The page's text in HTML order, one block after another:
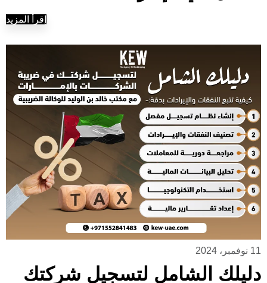
إقرأ المزيد
11 نوفمبر، 2024
دليلك الشامل لتسجيل شركتك